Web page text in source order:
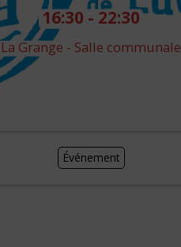
16:30 - 22:30
La Grange - Salle communale
Événement